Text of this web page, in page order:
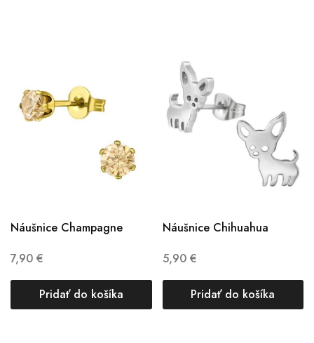
Náušnice Champagne
7,90 €
Pridať do košíka
Náušnice Chihuahua
5,90 €
Pridať do košíka